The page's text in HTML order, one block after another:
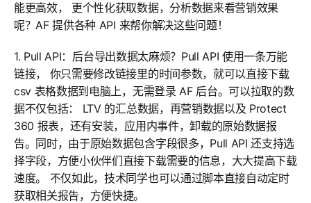
能更高效， 更个性化获取数据，分析数据来看营销效果
呢？AF 提供各种 API 来帮你解决这些问题！
1. Pull API：后台导出数据太麻烦？Pull API 使用一条万能
链接， 你只需要修改链接里的时间参数，就可以直接下载
csv 表格数据到电脑上，无需登录 AF 后台。可以拉取的数
据不仅包括： LTV 的汇总数据，再营销数据以及 Protect
360 报表，还有安装，应用内事件，卸载的原始数据报
告。同时，由于原始数据包含字段很多，Pull API 还支持选
择字段，方便小伙伴们直接下载需要的信息，大大提高下载
速度。 不仅如此，技术同学也可以通过脚本直接自动定时
获取相关报告，方便快捷。